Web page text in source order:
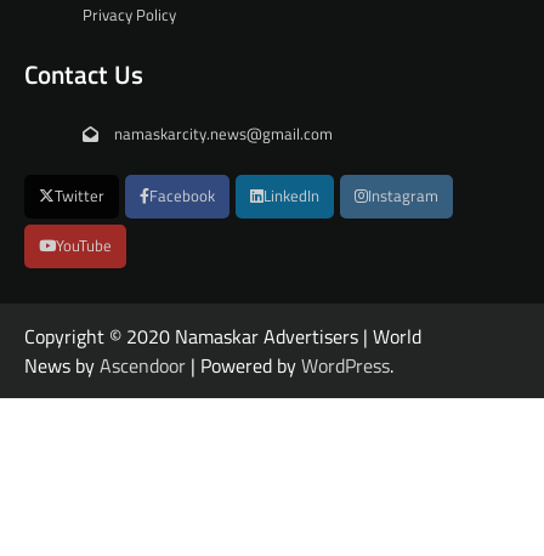
Privacy Policy
Contact Us
namaskarcity.news@gmail.com
Twitter Facebook LinkedIn Instagram
YouTube
Copyright © 2020 Namaskar Advertisers | World
News byAscendoor | Powered byWordPress.